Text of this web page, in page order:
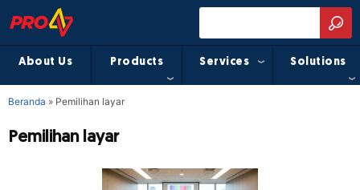
About Us Products Services Solutions
Beranda » Pemilihan layar
Pemilihan layar